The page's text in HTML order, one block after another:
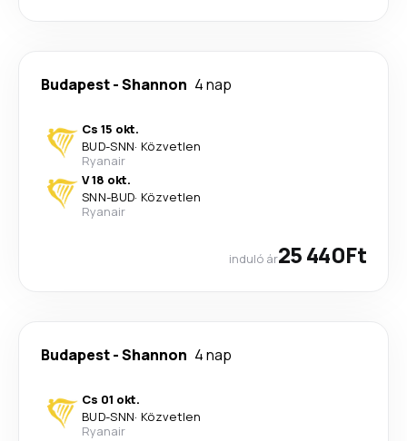
Budapest-Shannon 4 nap
Cs 15 okt.
BUD-SNN· Közvetlen
Ryanair
V 18 okt.
SNN-BUD· Közvetlen
Ryanair
induló ár25 440Ft
Budapest-Shannon 4 nap
Cs 01 okt.
BUD-SNN· Közvetlen
Ryanair